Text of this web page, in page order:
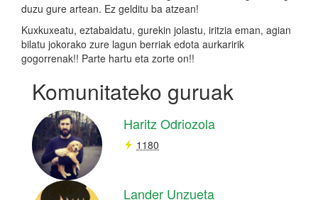
duzu gure artean. Ez gelditu ba atzean!
Kuxkuxeatu, eztabaidatu, gurekin jolastu, iritzia eman, agian
bilatu jokorako zure lagun berriak edota aurkaririk
gogorrenak!! Parte hartu eta zorte on!!
Komunitateko guruak
Haritz Odriozola
1180
Lander Unzueta